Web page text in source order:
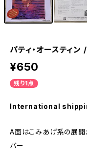
パティ・オースティン
¥650
残り1点
International
A面はこみあげ系の展開
バー